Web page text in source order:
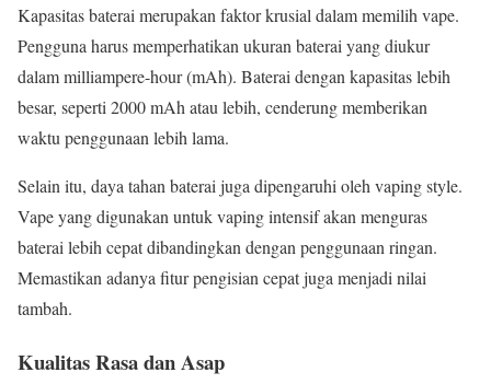
Kapasitas baterai merupakan faktor krusial dalam memilih vape.
Pengguna harus memperhatikan ukuran baterai yang diukur
dalam milliampere-hour (mAh). Baterai dengan kapasitas lebih
besar, seperti 2000 mAh atau lebih, cenderung memberikan
waktu penggunaan lebih lama.
Selain itu, daya tahan baterai juga dipengaruhi oleh vaping style.
Vape yang digunakan untuk vaping intensif akan menguras
baterai lebih cepat dibandingkan dengan penggunaan ringan.
Memastikan adanya fitur pengisian cepat juga menjadi nilai
tambah.
Kualitas Rasa dan Asap